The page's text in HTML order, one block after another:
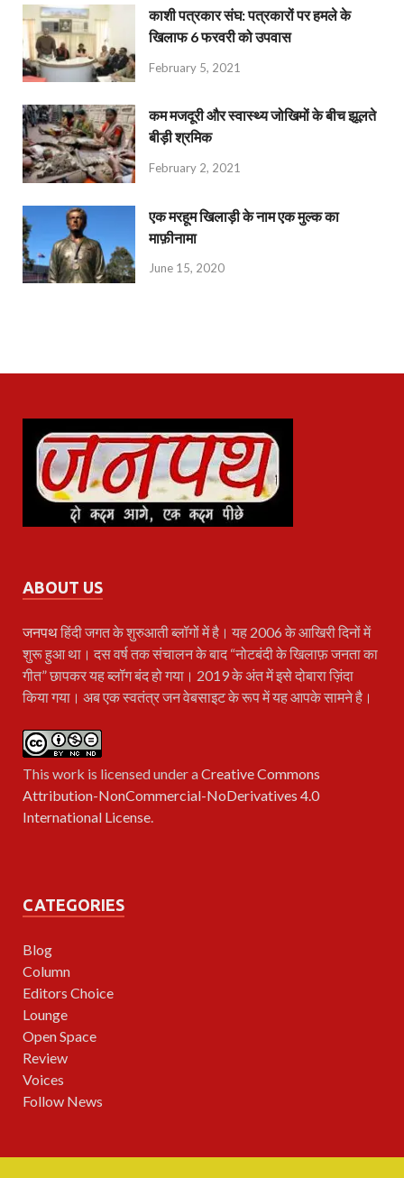
काशी पत्रकार संघ: पत्रकारों पर हमले के
खिलाफ 6 फरवरी को उपवास
February 5, 2021
कम मजदूरी और स्वास्थ्य जोखिमों के बीच झूलते
बीड़ी श्रमिक
February 2, 2021
एक मरहूम खिलाड़ी के नाम एक मुल्क का
माफ़ीनामा
June 15, 2020
ABOUT US
जनपथहिंदी जगत के शुरुआती ब्लॉगों में है। यह 2006 के आखिरी दिनों में
शुरू हुआ था। दस वर्ष तक संचालन के बाद “नोटबंदी के खिलाफ़ जनता का
गीत” छापकर यह ब्लॉग बंद हो गया। 2019 के अंत में इसे दोबारा ज़िंदा
किया गया। अब एक स्वतंत्र जन वेबसाइट के रूप में यह आपके सामने है।
This work is licensed under aCreative Commons
Attribution-NonCommercial-NoDerivatives 4.0
International License
CATEGORIES
Blog
Column
Editors Choice
Lounge
Open Space
Review
Voices
Follow News